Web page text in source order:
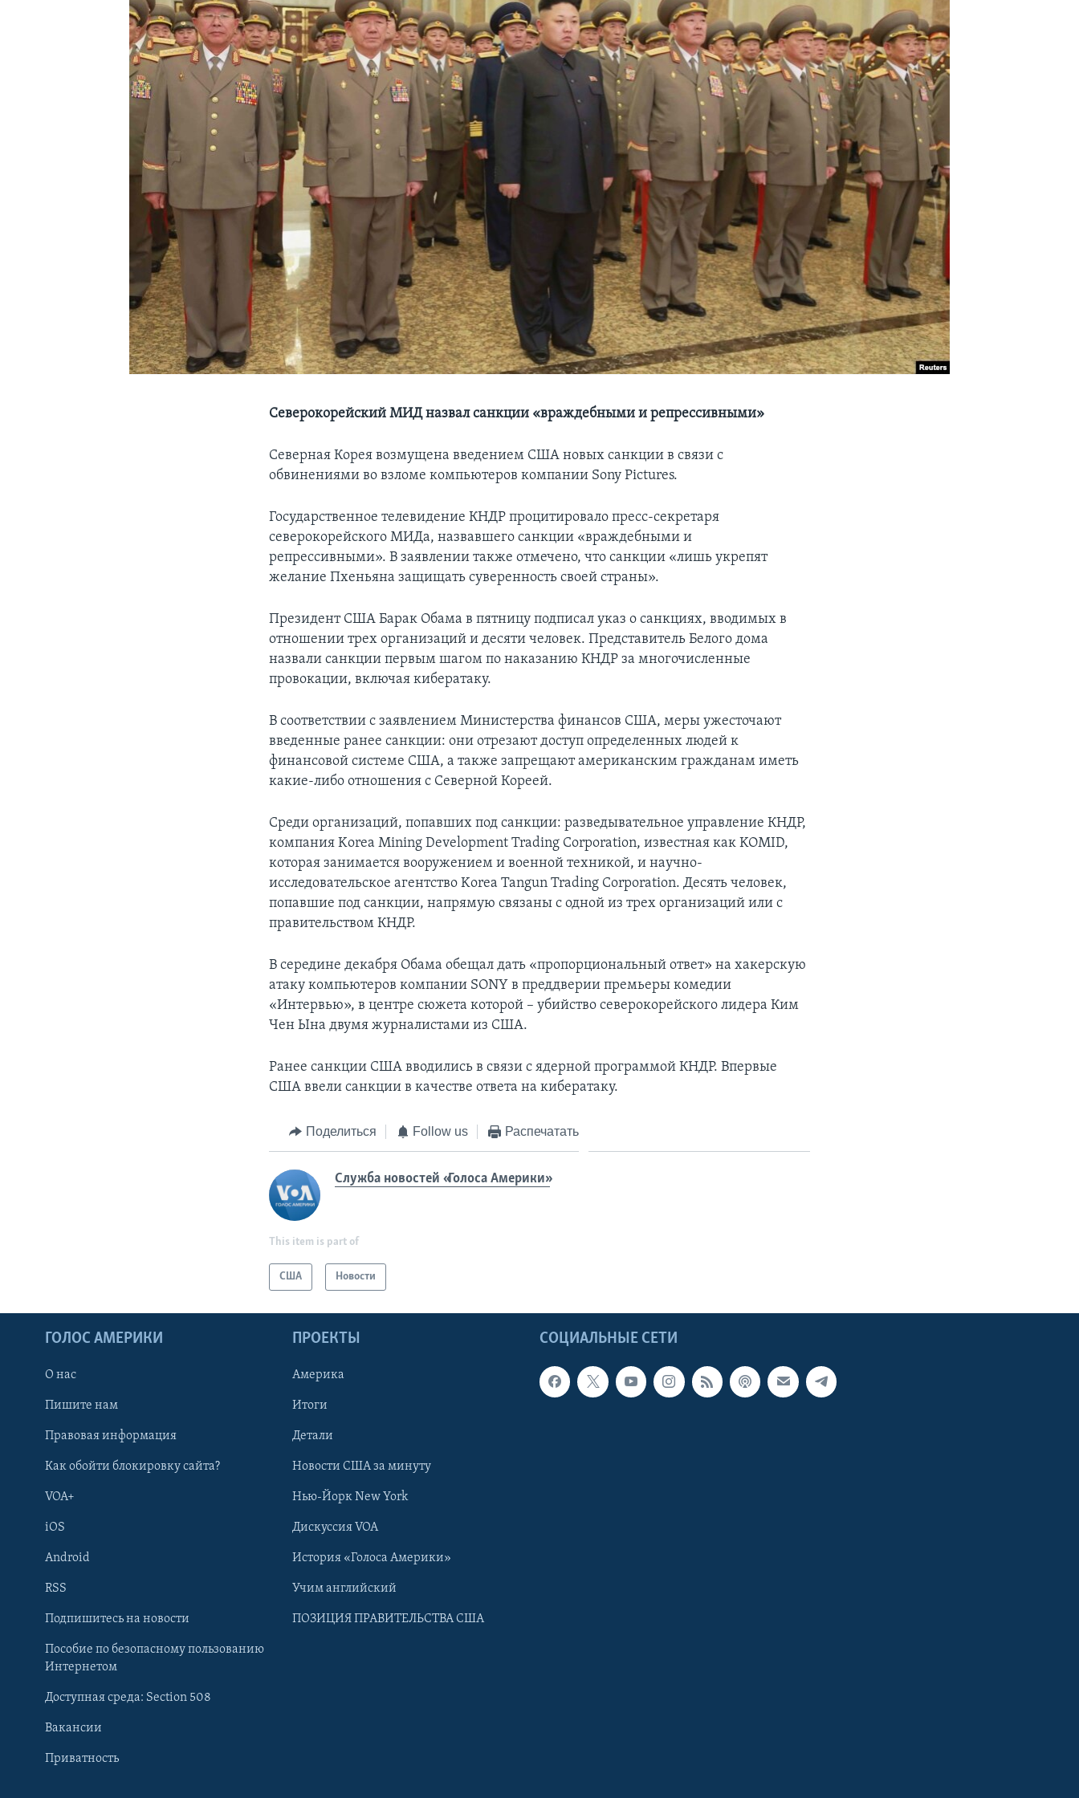
Learning English
Языки
Северокорейский МИД назвал санкции «враждебными и репрессивными»
Северная Корея возмущена введением США новых санкции в связи с
обвинениями во взломе компьютеров компании Sony Pictures.
Государственное телевидение КНДР процитировало пресс-секретаря
северокорейского МИДа, назвавшего санкции «враждебными и
репрессивными». В заявлении также отмечено, что санкции «лишь укрепят
желание Пхеньяна защищать суверенность своей страны».
Президент США Барак Обама в пятницу подписал указ о санкциях, вводимых в
отношении трех организаций и десяти человек. Представитель Белого дома
назвали санкции первым шагом по наказанию КНДР за многочисленные
провокации, включая кибератаку.
В соответствии с заявлением Министерства финансов США, меры ужесточают
введенные ранее санкции: они отрезают доступ определенных людей к
финансовой системе США, а также запрещают американским гражданам иметь
какие-либо отношения с Северной Кореей.
Среди организаций, попавших под санкции: разведывательное управление КНДР,
компания Korea Mining Development Trading Corporation, известная как KOMID,
которая занимается вооружением и военной техникой, и научно-
исследовательское агентство Korea Tangun Trading Corporation. Десять человек,
попавшие под санкции, напрямую связаны с одной из трех организаций или с
правительством КНДР.
В середине декабря Обама обещал дать «пропорциональный ответ» на хакерскую
атаку компьютеров компании SONY в преддверии премьеры комедии
«Интервью», в центре сюжета которой – убийство северокорейского лидера Ким
Чен Ына двумя журналистами из США.
Ранее санкции США вводились в связи с ядерной программой КНДР. Впервые
США ввели санкции в качестве ответа на кибератаку.
Поделиться Follow us Распечатать
Служба новостей «Голоса Америки»
This item is part of
США Новости
СОЦИАЛЬНЫЕ СЕТИ
ГОЛОС АМЕРИКИ
О нас
Пишите нам
Правовая информация
Как обойти блокировку сайта?
VOA+
iOS
Android
RSS
Подпишитесь на новости
Пособие по безопасному пользованию
Интернетом
Доступная среда: Section 508
Вакансии
Приватность
ПРОЕКТЫ
Америка
Итоги
Детали
Новости США за минуту
Нью-Йорк New York
Дискуссия VOA
История «Голоса Америки»
Учим английский
ПОЗИЦИЯ ПРАВИТЕЛЬСТВА США